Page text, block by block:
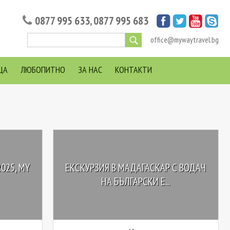
0877 995 633,0877 995 683
office@mywaytravel.bg
ЛЮБОПИТНО ЗА НАС КОНТАКТИ
MY
ЕКСКУРЗИЯ В MАДАГАСКАР С ВОДАЧ
НА БЪЛГАРСКИ Е...